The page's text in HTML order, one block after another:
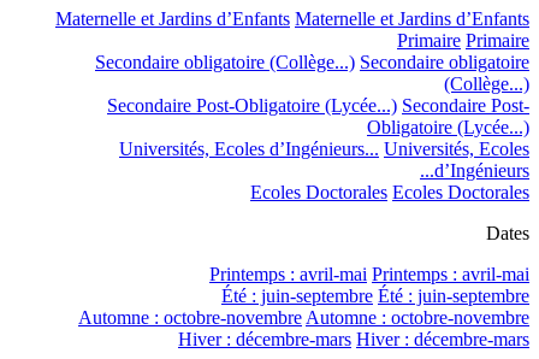
Maternelle et Jardins d’Enfants Maternelle et Jardins d’Enfants
Primaire Primaire
Secondaire obligatoire (Collège...) Secondaire obligatoire
(Collège...)
Secondaire Post-Obligatoire (Lycée...) Secondaire Post-
Obligatoire (Lycée...)
Universités, Ecoles d’Ingénieurs... Universités, Ecoles
d’Ingénieurs...
Ecoles Doctorales Ecoles Doctorales
Dates
Printemps : avril-mai Printemps : avril-mai
Été : juin-septembre Été : juin-septembre
Automne : octobre-novembreAutomne : octobre-novembre
Hiver : décembre-mars Hiver : décembre-mars